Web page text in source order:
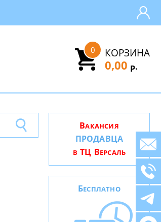
КОРЗИНА
0
0,00 Р.
ВАКАНСИЯ
ПРОДАВЦА
В ТЦ ВЕРСАЛЬ
БЕСПЛАТНО